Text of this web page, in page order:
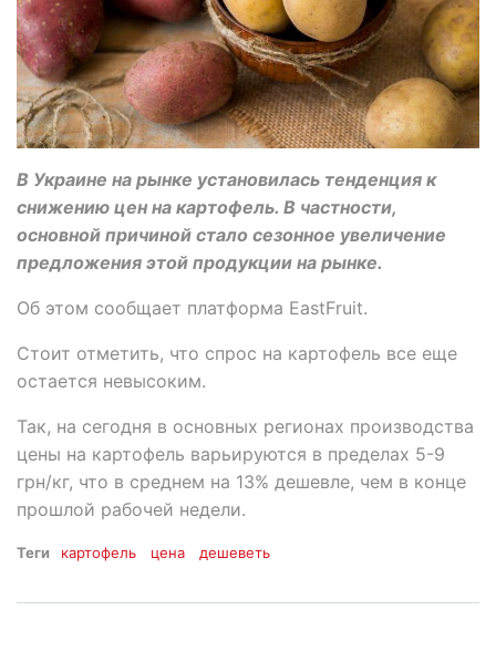
В Украине на рынке установилась тенденция к
снижению цен на картофель. В частности,
основной причиной стало сезонное увеличение
предложения этой продукции на рынке.
Об этом сообщает платформа EastFruit.
Стоит отметить, что спрос на картофель все еще
остается невысоким.
Так, на сегодня в основных регионах производства
цены на картофель варьируются в пределах 5-9
грн/кг, что в среднем на 13% дешевле, чем в конце
прошлой рабочей недели.
Теги картофель цена дешеветь